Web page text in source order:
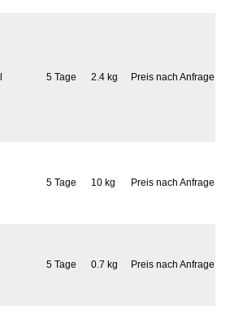
5 Tage 2.4 kg Preis nach Anfrage
5 Tage 10 kg Preis nach Anfrage
5 Tage 0.7 kg Preis nach Anfrage